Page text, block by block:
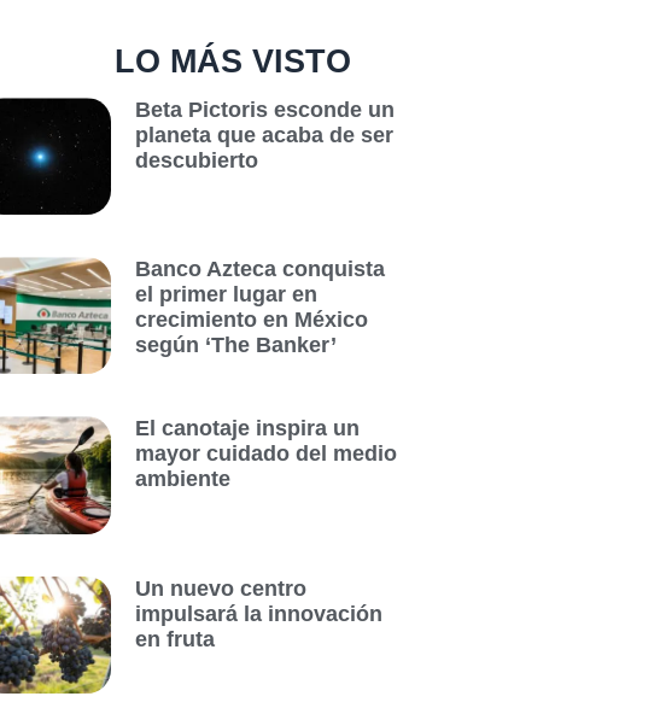
LO MÁS VISTO
Beta Pictoris esconde un
planeta que acaba de ser
descubierto
Banco Azteca conquista
el primer lugar en
crecimiento en México
según ‘The Banker’
El canotaje inspira un
mayor cuidado del medio
ambiente
Un nuevo centro
impulsará la innovación
en fruta